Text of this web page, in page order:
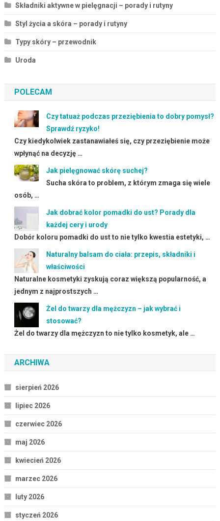
Składniki aktywne w pielęgnacji – porady i rutyny
Styl życia a skóra – porady i rutyny
Typy skóry – przewodnik
Uroda
POLECAM
Czy tatuaż podczas przeziębienia to dobry pomysł?
Sprawdź ryzyko!
Czy kiedykolwiek zastanawiałeś się, czy przeziębienie może
wpłynąć na decyzję …
Jak pielęgnować skórę suchej?
Sucha skóra to problem, z którym zmaga się wiele
osób, …
Jak dobrać kolor pomadki do ust? Porady dla
każdej cery i urody
Dobór koloru pomadki do ust to nie tylko kwestia estetyki, …
Naturalny balsam do ciała: przepis, składniki i
właściwości
Naturalne kosmetyki zyskują coraz większą popularność, a
jednym z najprostszych …
Żel do twarzy dla mężczyzn – jak wybrać i
stosować?
Żel do twarzy dla mężczyzn to nie tylko kosmetyk, ale …
ARCHIWA
sierpień 2026
lipiec 2026
czerwiec 2026
maj 2026
kwiecień 2026
marzec 2026
luty 2026
styczeń 2026